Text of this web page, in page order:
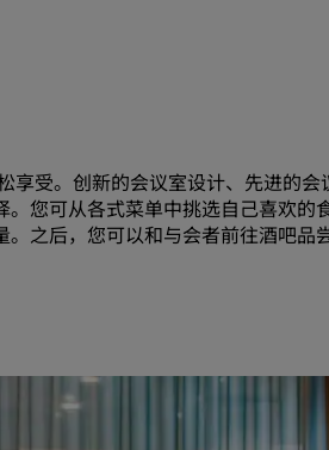
受。创新的会议室设计、先进的
您可从各式菜单中挑选自己喜欢的
之后，您可以和与会者前往酒吧品